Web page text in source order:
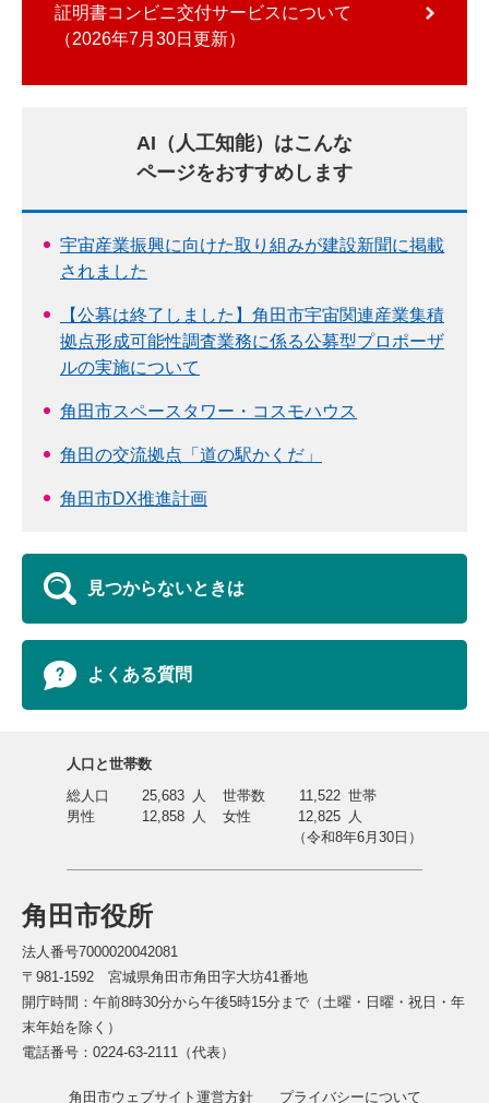
証明書コンビニ交付サービスについて
2026年7月30日更新
AI（人工知能）はこんな
ページをおすすめします
宇宙産業振興に向けた取り組みが建設新聞に掲載
されました
【公募は終了しました】角田市宇宙関連産業集積
拠点形成可能性調査業務に係る公募型プロポーザ
ルの実施について
角田市スペースタワー・コスモハウス
角田の交流拠点「道の駅かくだ」
角田市DX推進計画
見つからないときは
よくある質問
角田市役所
法人番号7000020042081
〒981-1592 宮城県角田市角田字大坊41番地
開庁時間：午前8時30分から午後5時15分まで（土曜・日曜・祝日・年
末年始を除く）
電話番号：0224-63-2111（代表）
角田市ウェブサイト運営方針 プライバシーについて
人口と世帯数
総人口
25,683 人 世帯数 11,522 世帯
男性
12,858 人 女性 12,825
人
（令和8年6月30日）